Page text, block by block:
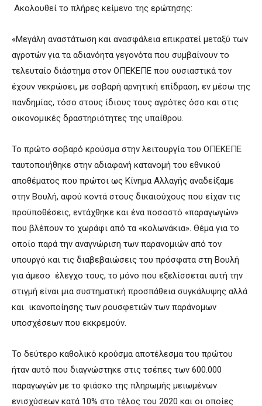
Ακολουθεί το πλήρες κείμενο της ερώτησης:
«Μεγάλη αναστάτωση και ανασφάλεια επικρατεί μεταξύ των
αγροτών για τα αδιανόητα γεγονότα που συμβαίνουν το
τελευταίο διάστημα στον ΟΠΕΚΕΠΕ που ουσιαστικά τον
έχουν νεκρώσει, με σοβαρή αρνητική επίδραση, εν μέσω της
πανδημίας, τόσο στους ίδιους τους αγρότες όσο και στις
οικονομικές δραστηριότητες της υπαίθρου.
Το πρώτο σοβαρό κρούσμα στην λειτουργία του ΟΠΕΚΕΠΕ
ταυτοποιήθηκε στην αδιαφανή κατανομή του εθνικού
αποθέματος που πρώτοι ως Κίνημα Αλλαγής αναδείξαμε
στην Βουλή, αφού κοντά στους δικαιούχους που είχαν τις
προϋποθέσεις, εντάχθηκε και ένα ποσοστό «παραγωγών»
που βλέπουν το χωράφι από τα «κολωνάκια». Θέμα για το
οποίο παρά την αναγνώριση των παρανομιών από τον
υπουργό και τις διαβεβαιώσεις του πρόσφατα στη Βουλή
για άμεσο έλεγχο τους, το μόνο που εξελίσσεται αυτή την
στιγμή είναι μια συστηματική προσπάθεια συγκάλυψης αλλά
και ικανοποίησης των ρουσφετιών των παράνομων
υποσχέσεων που εκκρεμούν.
Το δεύτερο καθολικό κρούσμα αποτέλεσμα του πρώτου
ήταν αυτό που διαγνώστηκε στις τσέπες των 600.000
παραγωγών με το φιάσκο της πληρωμής μειωμένων
ενισχύσεων κατά 10% στο τέλος του 2020 και οι οποίες